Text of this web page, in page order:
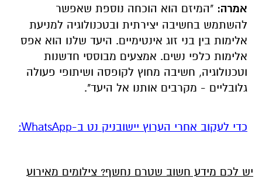
אמרה: "המיזם הוא הוכחה נוספת שאפשר
להשתמש בחשיבה יצירתית ובטכנולוגיה למניעת
אלימות בין בני זוג אינטימיים. היעד שלנו הוא אפס
אלימות כלפי נשים. אמצעים מבוססי חדשנות
וטכנולוגיה, חשיבה מחוץ לקופסה ושיתופי פעולה
גלובליים - מקרבים אותנו אל היעד".
‏כדי לעקוב אחרי הערוץ יישובניק נט ב-WhatsApp:‏‏‏
יש לכם מידע חשוב שטרם נחשף? צילומים מאירוע